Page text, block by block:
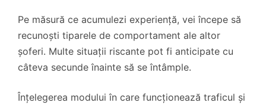
Pe măsură ce acumulezi experiență, vei începe să
recunoști tiparele de comportament ale altor
șoferi. Multe situații riscante pot fi anticipate cu
câteva secunde înainte să se întâmple.
Înțelegerea modului în care funcționează traficul și